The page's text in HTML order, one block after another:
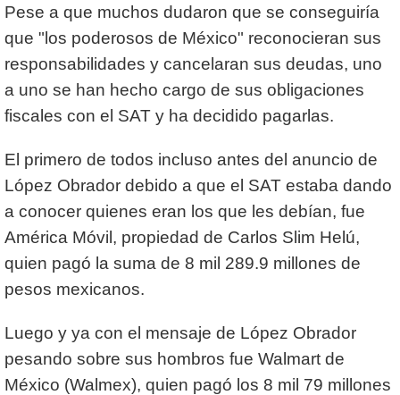
Pese a que muchos dudaron que se conseguiría
que "los poderosos de México" reconocieran sus
responsabilidades y cancelaran sus deudas, uno
a uno se han hecho cargo de sus obligaciones
fiscales con el SAT y ha decidido pagarlas.
El primero de todos incluso antes del anuncio de
López Obrador debido a que el SAT estaba dando
a conocer quienes eran los que les debían, fue
América Móvil, propiedad de Carlos Slim Helú,
quien pagó la suma de 8 mil 289.9 millones de
pesos mexicanos.
Luego y ya con el mensaje de López Obrador
pesando sobre sus hombros fue Walmart de
México (Walmex), quien pagó los 8 mil 79 millones